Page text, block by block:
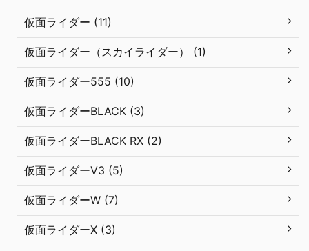
仮面ライダー (11)
仮面ライダー（スカイライダー） (1)
仮面ライダー555 (10)
仮面ライダーBLACK (3)
仮面ライダーBLACK RX (2)
仮面ライダーV3 (5)
仮面ライダーW (7)
仮面ライダーX (3)